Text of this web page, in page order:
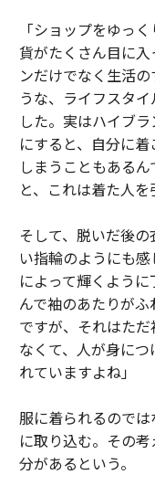
「ショップをゆっ
貨がたくさん目に
ンだけでなく生活
うな、ライフスタ
した。実はハイブ
にすると、自分に
しまうこともある
と、これは着た人
そして、脱いだ後
い指輪のようにも
によって輝くよう
んで袖のあたりが
ですが、それはた
なくて、人が身に
れていますよね」
服に着られるので
に取り込む。その
分があるという。